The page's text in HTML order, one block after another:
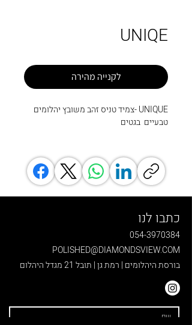
UNIQE
לקנייה מהירה
UNIQUE -צמיד טניס זהב משובץ יהלומים
טבעיים בגטים
כתבו לנו
054-3970384
POLISHED@DIAMONDSVIEW.COM
בורסת היהלומים | רמת גן | תובל 21 מגדל היהלום